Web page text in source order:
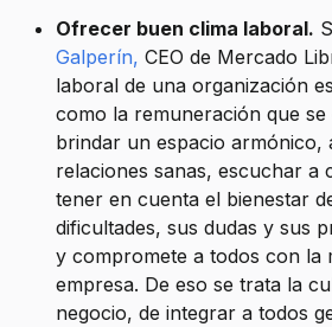
Ofrecer buen clima laboral.
Galperín, CEO de Mercado
laboral de una organización
como la remuneración que
brindar un espacio armónico,
relaciones sanas, escuchar a
tener en cuenta el bienestar
dificultades, sus dudas y sus
y compromete a todos con la
empresa. De eso se trata la
negocio, de integrar a todos